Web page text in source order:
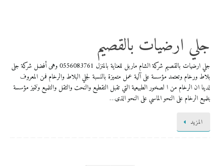
جلي ارضيات بالقصيم
جلي ارضيات بالقصيم شركة الشام ماربل للعناية بالمنزل 0556083761 وهى أفضل شركة جلى
بلاط ورخام وتعتمد مؤسسة على آلية عمل متميزة بالنسبة لجلي البلاط والرخام فمن المعروف
لدينا ان الرخام من ا لصخور الطبيعية التي تقبل التقطيع والنحت والثقل والتلميع ونتميز مؤسسة
بتلميع الرخام على النحو الماسي على النحو الذى…
المزيد